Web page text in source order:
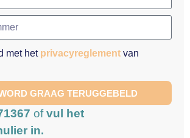
met het privacyreglement van
GRAAG TERUGGEBELD
ofvul het
in.